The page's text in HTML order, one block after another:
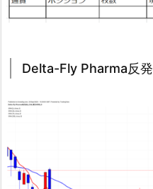
Delta-Fly Pharma反発